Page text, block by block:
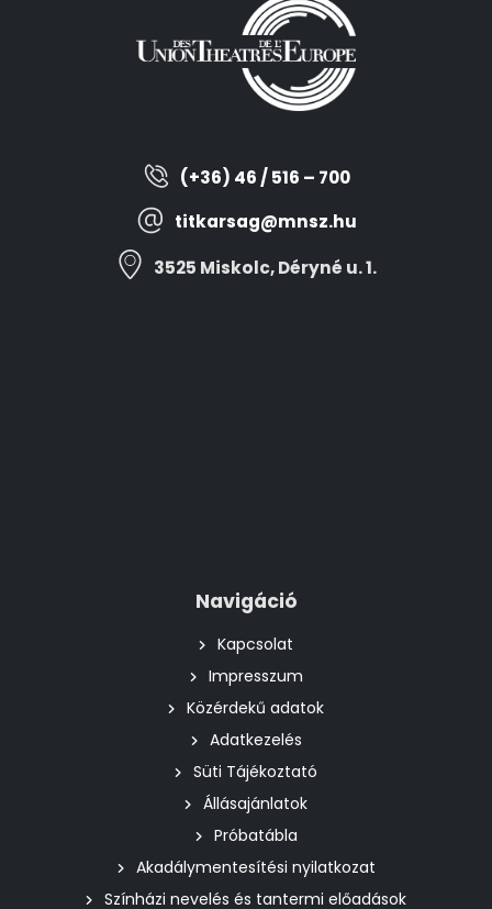
(+36) 46 / 516 – 700
titkarsag@mnsz.hu
3525 Miskolc, Déryné u. 1.
Navigáció
Kapcsolat
Impresszum
Közérdekű adatok
Adatkezelés
Süti Tájékoztató
Állásajánlatok
Próbatábla
Akadálymentesítési nyilatkozat
Színházi nevelés és tantermi előadások